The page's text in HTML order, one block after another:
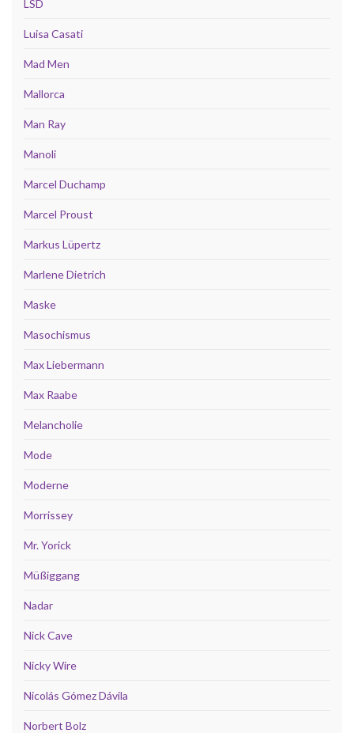
LSD
Luisa Casati
Mad Men
Mallorca
Man Ray
Manoli
Marcel Duchamp
Marcel Proust
Markus Lüpertz
Marlene Dietrich
Maske
Masochismus
Max Liebermann
Max Raabe
Melancholie
Mode
Moderne
Morrissey
Mr. Yorick
Müßiggang
Nadar
Nick Cave
Nicky Wire
Nicolás Gómez Dávila
Norbert Bolz